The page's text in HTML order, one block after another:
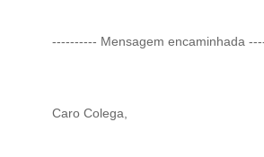
---------- Mensagem encaminhada
Caro Colega,